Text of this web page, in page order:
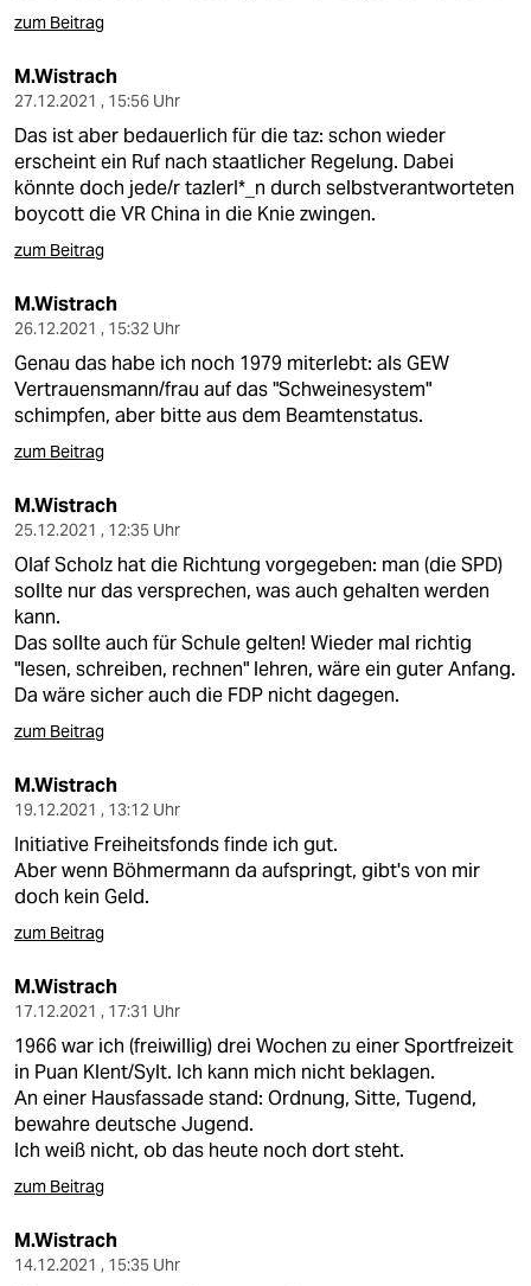
zum Beitrag
M.Wistrach
27.12.2021 , 15:56 Uhr
Das ist aber bedauerlich für die taz: schon wieder
erscheint ein Ruf nach staatlicher Regelung. Dabei
könnte doch jede/r tazlerI*_n durch selbstverantworteten
boycott die VR China in die Knie zwingen.
zum Beitrag
M.Wistrach
26.12.2021 , 15:32 Uhr
Genau das habe ich noch 1979 miterlebt: als GEW
Vertrauensmann/frau auf das "Schweinesystem"
schimpfen, aber bitte aus dem Beamtenstatus.
zum Beitrag
M.Wistrach
25.12.2021 , 12:35 Uhr
Olaf Scholz hat die Richtung vorgegeben: man (die SPD)
sollte nur das versprechen, was auch gehalten werden
kann.
Das sollte auch für Schule gelten! Wieder mal richtig
"lesen, schreiben, rechnen" lehren, wäre ein guter Anfang.
Da wäre sicher auch die FDP nicht dagegen.
zum Beitrag
M.Wistrach
19.12.2021 , 13:12 Uhr
Initiative Freiheitsfonds finde ich gut.
Aber wenn Böhmermann da aufspringt, gibt's von mir
doch kein Geld.
zum Beitrag
M.Wistrach
17.12.2021 , 17:31 Uhr
1966 war ich (freiwillig) drei Wochen zu einer Sportfreizeit
in Puan Klent/Sylt. Ich kann mich nicht beklagen.
An einer Hausfassade stand: Ordnung, Sitte, Tugend,
bewahre deutsche Jugend.
Ich weiß nicht, ob das heute noch dort steht.
zum Beitrag
M.Wistrach
14.12.2021 , 15:35 Uhr